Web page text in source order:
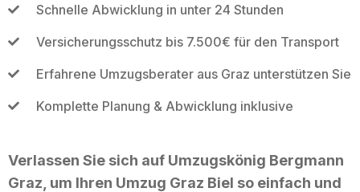
Schnelle Abwicklung in unter 24 Stunden
Versicherungsschutz bis 7.500€ für den Transport
Erfahrene Umzugsberater aus Graz unterstützen Sie
Komplette Planung & Abwicklung inklusive
Verlassen Sie sich auf Umzugskönig Bergmann
Graz, um Ihren Umzug Graz Biel so einfach und